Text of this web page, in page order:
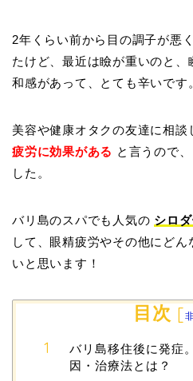
2年くらい前から目の調子が悪
たけど、最近は瞼が重いのと
和感があって、とても辛いです。
美容や健康オタクの友達に相談
疲労に効果がある と言うので
した。
バリ島のスパでも人気の シロ
して、眼精疲労やその他にど
いと思います！
目次 [
バリ島移住後に発症
因・治療法とは？